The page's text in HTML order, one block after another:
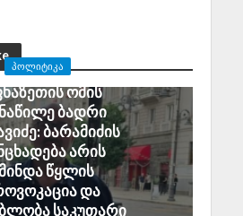
ᲞᲝᲚᲘᲢᲘᲙᲐ
ომის
ბადრი
ბარამიძის
არის
წყლის
და
საკუთარი